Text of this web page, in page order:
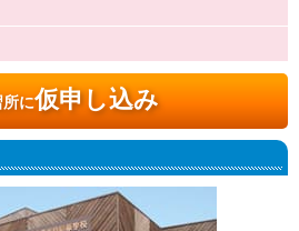
所に仮申し込み